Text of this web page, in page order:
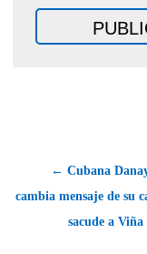
← Cubana
cambia mensaje de su
sacude a